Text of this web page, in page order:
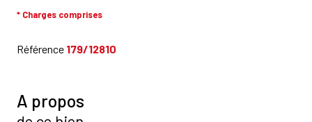
* Charges comprises
Référence 179/12810
A propos